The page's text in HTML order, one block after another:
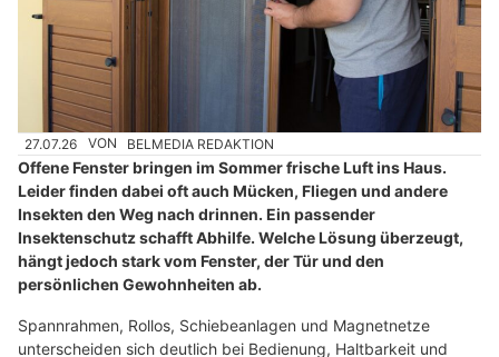
27.07.26 VON BELMEDIA REDAKTION
Offene Fenster bringen im Sommer frische Luft ins Haus.
Leider finden dabei oft auch Mücken, Fliegen und andere
Insekten den Weg nach drinnen. Ein passender
Insektenschutz schafft Abhilfe. Welche Lösung überzeugt,
hängt jedoch stark vom Fenster, der Tür und den
persönlichen Gewohnheiten ab.
Spannrahmen, Rollos, Schiebeanlagen und Magnetnetze
unterscheiden sich deutlich bei Bedienung, Haltbarkeit und